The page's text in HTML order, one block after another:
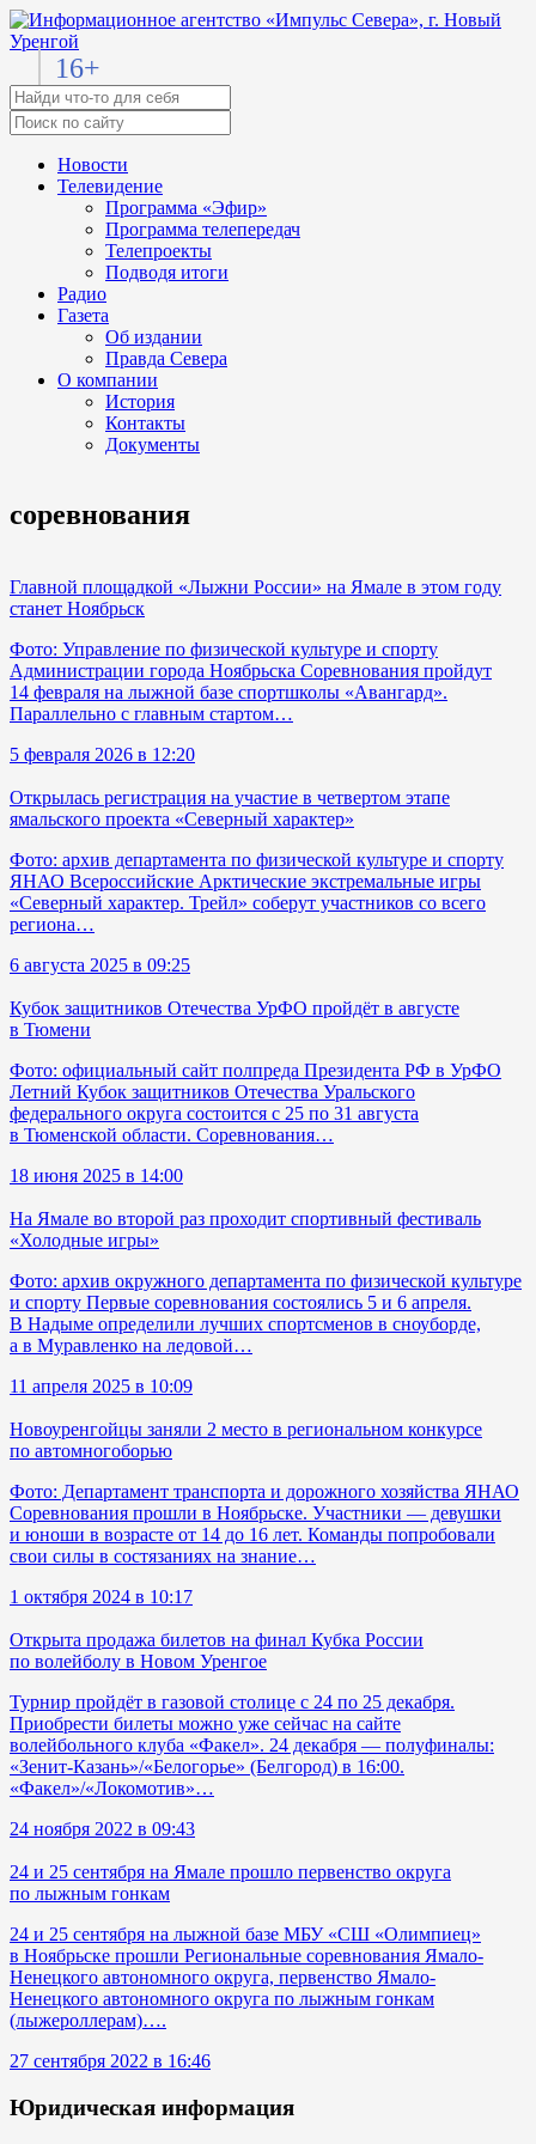
16+
Новости
Телевидение
Программа «Эфир»
Программа телепередач
Телепроекты
Подводя итоги
Радио
Газета
Об издании
Правда Севера
О компании
История
Контакты
Документы
соревнования
Главной площадкой «Лыжни России» на Ямале в этом году
станет Ноябрьск
Фото: Управление по физической культуре и спорту
Администрации города Ноябрьска Соревнования пройдут
14 февраля на лыжной базе спортшколы «Авангард».
Параллельно с главным стартом…
5 февраля 2026 в 12:20
Открылась регистрация на участие в четвертом этапе
ямальского проекта «Северный характер»
Фото: архив департамента по физической культуре и спорту
ЯНАО Всероссийские Арктические экстремальные игры
«Северный характер. Трейл» соберут участников со всего
региона…
6 августа 2025 в 09:25
Кубок защитников Отечества УрФО пройдёт в августе
в Тюмени
Фото: официальный сайт полпреда Президента РФ в УрФО
Летний Кубок защитников Отечества Уральского
федерального округа состоится с 25 по 31 августа
в Тюменской области. Соревнования…
18 июня 2025 в 14:00
На Ямале во второй раз проходит спортивный фестиваль
«Холодные игры»
Фото: архив окружного департамента по физической культуре
и спорту Первые соревнования состоялись 5 и 6 апреля.
В Надыме определили лучших спортсменов в сноуборде,
а в Муравленко на ледовой…
11 апреля 2025 в 10:09
Новоуренгойцы заняли 2 место в региональном конкурсе
по автомногоборью
Фото: Департамент транспорта и дорожного хозяйства ЯНАО
Соревнования прошли в Ноябрьске. Участники — девушки
и юноши в возрасте от 14 до 16 лет. Команды попробовали
свои силы в состязаниях на знание…
1 октября 2024 в 10:17
Открыта продажа билетов на финал Кубка России
по волейболу в Новом Уренгое
Турнир пройдёт в газовой столице с 24 по 25 декабря.
Приобрести билеты можно уже сейчас на сайте
волейбольного клуба «Факел». 24 декабря — полуфиналы:
«Зенит-Казань»/«Белогорье» (Белгород) в 16:00.
«Факел»/«Локомотив»…
24 ноября 2022 в 09:43
24 и 25 сентября на Ямале прошло первенство округа
по лыжным гонкам
24 и 25 сентября на лыжной базе МБУ «СШ «Олимпиец»
в Ноябрьске прошли Региональные соревнования Ямало-
Ненецкого автономного округа, первенство Ямало-
Ненецкого автономного округа по лыжным гонкам
(лыжероллерам)….
27 сентября 2022 в 16:46
Юридическая информация